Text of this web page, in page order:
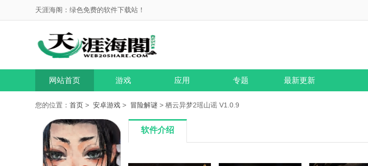
天涯海阁：绿色免费的软件下载站！
网站首页 游戏 应用 专题 最新更新
您的位置： 首页 > 安卓游戏 > 冒险解谜 > 栖云异梦2瑶山谣 V1.0.9
软件介绍